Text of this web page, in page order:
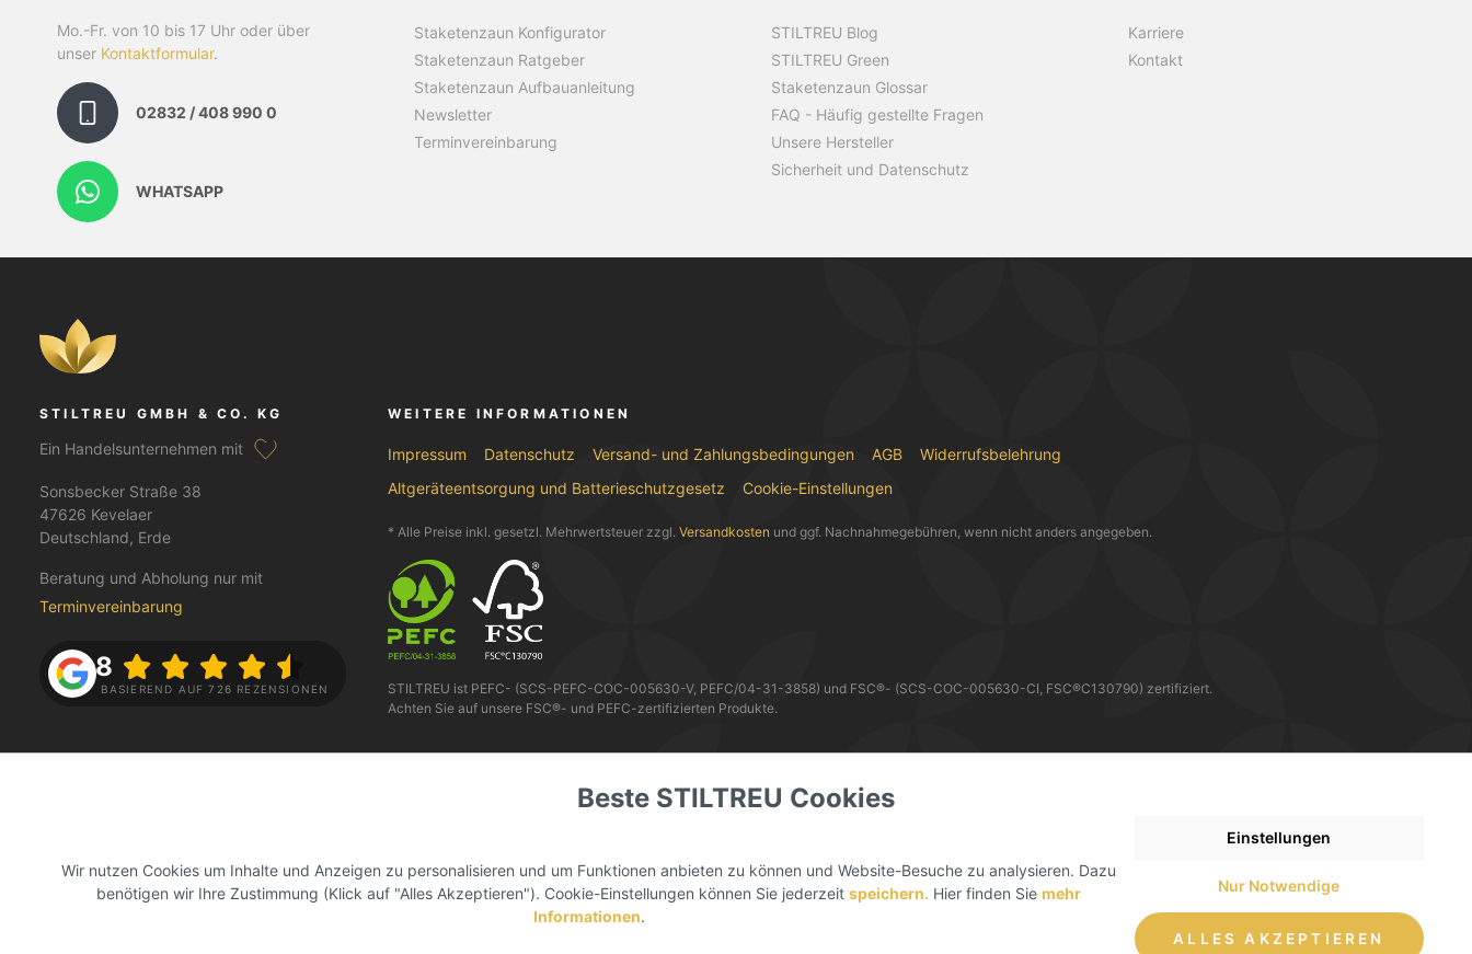
Mo.-Fr. von 10 bis 17 Uhr oder über
unser Kontaktformular.
02832 / 408 990 0
WHATSAPP
Staketenzaun Konfigurator
Staketenzaun Ratgeber
Staketenzaun Aufbauanleitung
Newsletter
Terminvereinbarung
STILTREU Blog
STILTREU Green
Staketenzaun Glossar
FAQ - Häufig gestellte Fragen
Unsere Hersteller
Sicherheit und Datenschutz
Karriere
Kontakt
STILTREU GMBH & CO. KG
Ein Handelsunternehmen mit
Sonsbecker Straße 38
47626 Kevelaer
Deutschland, Erde
Beratung und Abholung nur mit
Terminvereinbarung
4.8
BASIEREND AUF 726 REZENSIONEN
WEITERE INFORMATIONEN
Impressum Datenschutz Versand- und Zahlungsbedingungen AGB
Widerrufsbelehrung
Altgeräteentsorgung und Batterieschutzgesetz
Cookie-Einstellungen
* Alle Preise inkl. gesetzl. Mehrwertsteuer zzgl. Versandkosten und ggf. Nachnahmegebühren, wenn nicht anders angegeben.
STILTREU ist PEFC- (SCS-PEFC-COC-005630-V, PEFC/04-31-3858) und FSC®- (SCS-COC-005630-CI, FSC®C130790) zertifiziert.
Achten Sie auf unsere FSC®- und PEFC-zertifizierten Produkte.
FOLGE UNS AUF BEZAHLEN KANNST DU MIT WIR LIEFERN DIR DEINE BESTELLUNG MIT
Beste STILTREU Cookies
Wir nutzen Cookies um Inhalte und Anzeigen zu personalisieren und um Funktionen anbieten zu können und Website-Besuche zu analysieren. Dazu
benötigen wir Ihre Zustimmung (Klick auf "Alles Akzeptieren"). Cookie-Einstellungen können Sie jederzeitspeichern. Hier finden Siemehr
Informationen.
Einstellungen
Nur Notwendige
ALLES AKZEPTIEREN